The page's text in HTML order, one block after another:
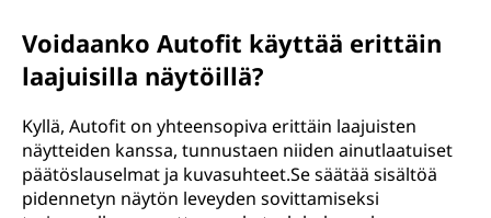
Voidaanko Autofit käyttää erittäin
laajuisilla näytöillä?
Kyllä, Autofit on yhteensopiva erittäin laajuisten
näytteiden kanssa, tunnustaen niiden ainutlaatuiset
päätöslauselmat ja kuvasuhteet.Se säätää sisältöä
pidennetyn näytön leveyden sovittamiseksi